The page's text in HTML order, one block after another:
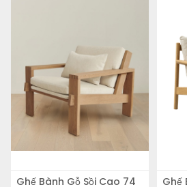
Ghế Bành Gỗ Sồi Cao 74
Ghế